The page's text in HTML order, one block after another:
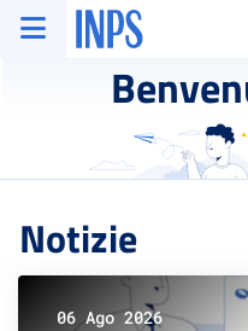
Vai al menu principale
Vai al contenuto principale
Vai al pie' di pagina
INPS ()
Notizie
06 Ago 2026